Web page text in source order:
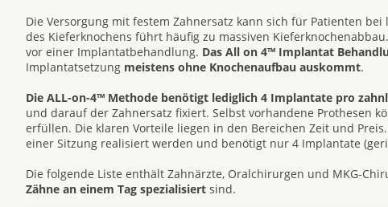
Die Versorgung mit festem Zahnersatz kann sich für Patienten
des Kieferknochens führt häufig zu massiven
vor einer Implantatbehandlung. Das All on 4™ Implantat
Implantatsetzung meistens ohne Knochenaufbau auskommt.
Die ALL-on-4™ Methode benötigt lediglich 4 Implantate pro
und darauf der Zahnersatz fixiert. Selbst vorhandene Prothesen
erfüllen. Die klaren Vorteile liegen in den Bereichen Zeit und
einer Sitzung realisiert werden und benötigt nur 4 Implantate
Die folgende Liste enthält Zahnärzte, Oralchirurgen und MKG-
Zähne an einem Tag spezialisiert sind.